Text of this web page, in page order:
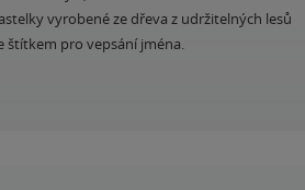
vyrobené ze dřeva z udržitelných lesů
štítkem pro vepsání jména.